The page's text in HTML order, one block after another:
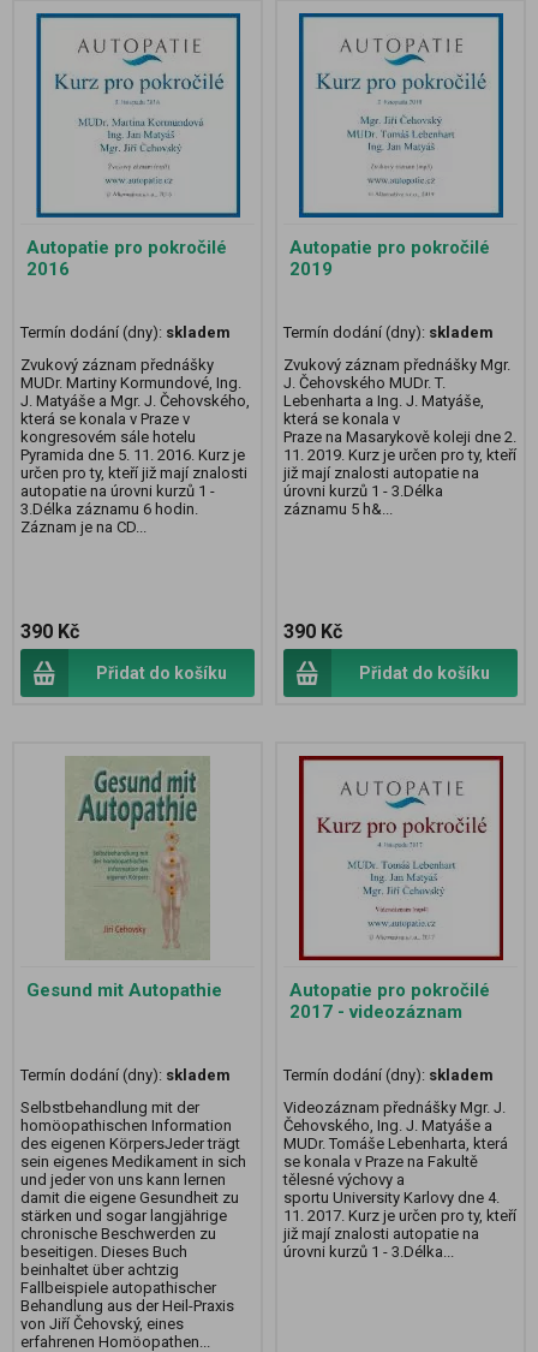
Autopatie pro pokročilé
2016
Termín dodání (dny): skladem
Zvukový záznam přednášky
MUDr. Martiny Kormundové, Ing.
J. Matyáše a Mgr. J. Čehovského,
která se konala v Praze v
kongresovém sále hotelu
Pyramida dne 5. 11. 2016. Kurz je
určen pro ty, kteří již mají znalosti
autopatie na úrovni kurzů 1 -
3.Délka záznamu 6 hodin.
Záznam je na CD...
390 Kč
Přidat do košíku
Autopatie pro pokročilé
2019
Termín dodání (dny): skladem
Zvukový záznam přednášky Mgr.
J. Čehovského MUDr. T.
Lebenharta a Ing. J. Matyáše,
která se konala v
Praze na Masarykově koleji dne 2.
11. 2019. Kurz je určen pro ty, kteří
již mají znalosti autopatie na
úrovni kurzů 1 - 3.Délka
záznamu 5 h&...
390 Kč
Přidat do košíku
Gesund mit Autopathie
Termín dodání (dny): skladem
Selbstbehandlung mit der
homöopathischen Information
des eigenen KörpersJeder trägt
sein eigenes Medikament in sich
und jeder von uns kann lernen
damit die eigene Gesundheit zu
stärken und sogar langjährige
chronische Beschwerden zu
beseitigen. Dieses Buch
beinhaltet über achtzig
Fallbeispiele autopathischer
Behandlung aus der Heil-Praxis
von Jiří Čehovský, eines
erfahrenen Homöopathen...
Autopatie pro pokročilé
2017 - videozáznam
Termín dodání (dny): skladem
Videozáznam přednášky Mgr. J.
Čehovského, Ing. J. Matyáše a
MUDr. Tomáše Lebenharta, která
se konala v Praze na Fakultě
tělesné výchovy a
sportu University Karlovy dne 4.
11. 2017. Kurz je určen pro ty, kteří
již mají znalosti autopatie na
úrovni kurzů 1 - 3.Délka...